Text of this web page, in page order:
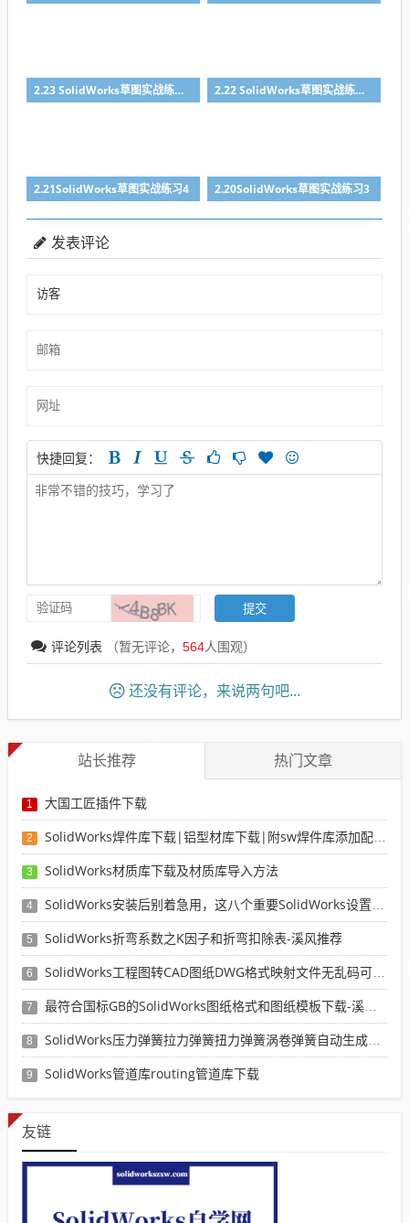
2.23 SolidWorks草图实战练习6 2.22 SolidWorks草图实战练习5
2.21SolidWorks草图实战练习4 2.20SolidWorks草图实战练习3
发表评论
快捷回复：
评论列表 （暂无评论， 564人围观）
还没有评论，来说两句吧...
站长推荐 热门文章
1 大国工匠插件下载
2 SolidWorks焊件库下载|铝型材库下载|附sw焊件库添加配置使用教程
3 SolidWorks材质库下载及材质库导入方法
4 SolidWorks安装后别着急用，这八个重要SolidWorks设置可以提高你的画图效率
5 SolidWorks折弯系数之K因子和折弯扣除表-溪风推荐
6 SolidWorks工程图转CAD图纸DWG格式映射文件无乱码可分层-溪风亲测推荐
7 最符合国标GB的SolidWorks图纸格式和图纸模板下载-溪风专用版
8 SolidWorks压力弹簧拉力弹簧扭力弹簧涡卷弹簧自动生成宏程序下载
9 SolidWorks管道库routing管道库下载
友链